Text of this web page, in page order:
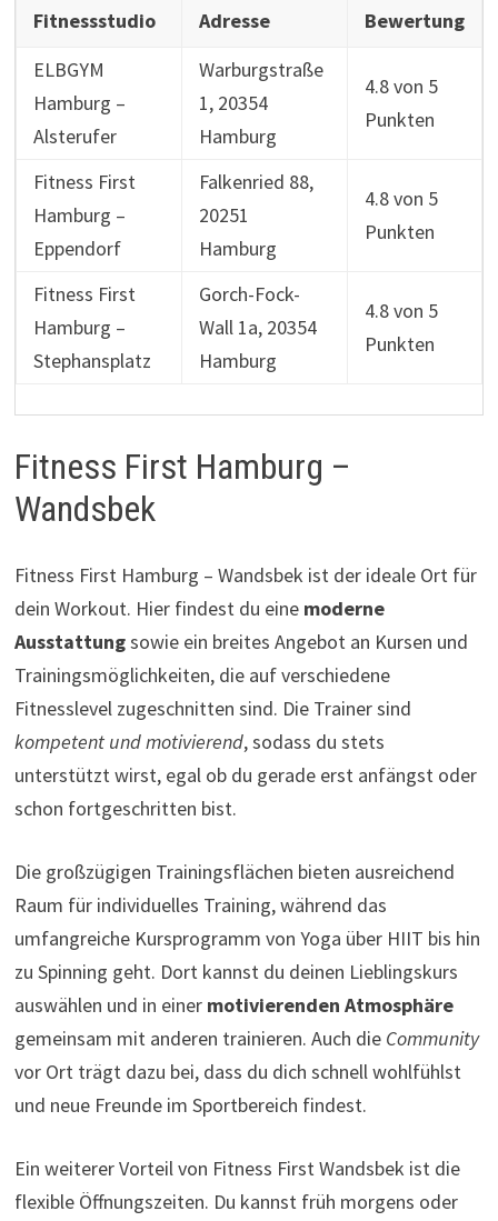
Fitnessstudio Adresse
Bewertung
ELBGYM
Hamburg –
Alsterufer
Warburgstraße
1, 20354
Hamburg
4.8 von 5
Punkten
Fitness First
Hamburg –
Eppendorf
Falkenried 88,
20251
Hamburg
4.8 von 5
Punkten
Fitness First
Hamburg –
Stephansplatz
Gorch-Fock-
Wall 1a, 20354
Hamburg
4.8 von 5
Punkten
Fitness First Hamburg –
Wandsbek
Fitness First Hamburg – Wandsbek ist der ideale Ort für
dein Workout. Hier findest du eine moderne
Ausstattungsowie ein breites Angebot an Kursen und
Trainingsmöglichkeiten, die auf verschiedene
Fitnesslevel zugeschnitten sind. Die Trainer sind
kompetent und motivierend, sodass du stets
unterstützt wirst, egal ob du gerade erst anfängst oder
schon fortgeschritten bist.
Die großzügigen Trainingsflächen bieten ausreichend
Raum für individuelles Training, während das
umfangreiche Kursprogramm von Yoga über HIIT bis hin
zu Spinning geht. Dort kannst du deinen Lieblingskurs
auswählen und in einer motivierenden Atmosphäre
gemeinsam mit anderen trainieren. Auch die Community
vor Ort trägt dazu bei, dass du dich schnell wohlfühlst
und neue Freunde im Sportbereich findest.
Ein weiterer Vorteil von Fitness First Wandsbek ist die
flexible Öffnungszeiten. Du kannst früh morgens oder